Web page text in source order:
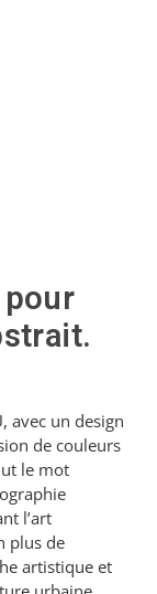
pour
avec un design
de couleurs
le mot
l’art
plus de
artistique et